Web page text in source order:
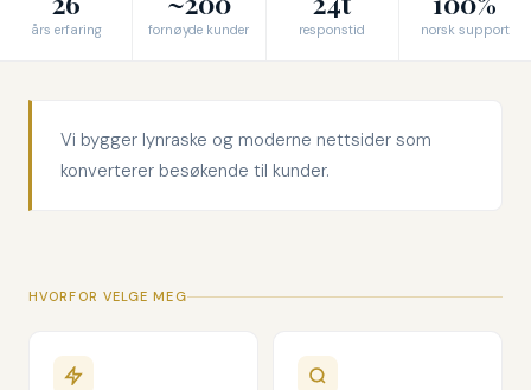
års erfaring fornøyde kunder responstid norsk support
Vi bygger lynraske og moderne nettsider som
konverterer besøkende til kunder.
HVORFOR VELGE MEG